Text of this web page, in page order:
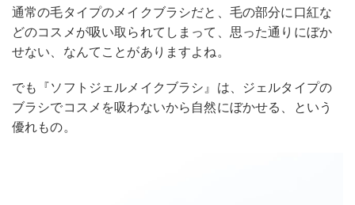
通常の毛タイプのメイクブラシだと、毛の部分に口紅な
どのコスメが吸い取られてしまって、思った通りにぼか
せない、なんてことがありますよね。
でも『ソフトジェルメイクブラシ』は、ジェルタイプの
ブラシでコスメを吸わないから自然にぼかせる、という
優れもの。